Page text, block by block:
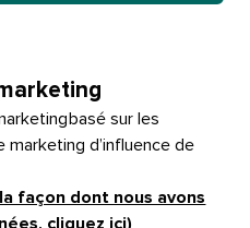
basé sur les
d’influence de
façon dont nous avons
cliquez ici)​​